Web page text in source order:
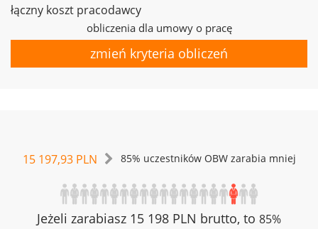
łączny koszt pracodawcy
obliczenia dla umowy o pracę
zmień kryteria obliczeń
15 197,93 PLN 85% uczestników OBW zarabia mniej
Jeżeli zarabiasz 15 198 PLN brutto, to 85%